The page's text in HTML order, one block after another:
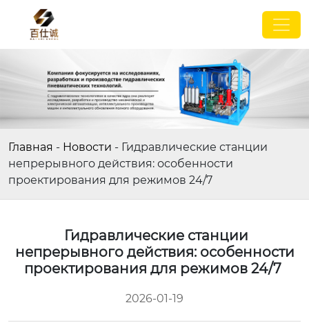
Главная - Новости - Гидравлические станции
непрерывного действия: особенности
проектирования для режимов 24/7
Гидравлические станции
непрерывного действия: особенности
проектирования для режимов 24/7
2026-01-19